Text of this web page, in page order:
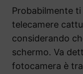
Probabilmente
telecamere
considerando
schermo. Va
fotocamera è